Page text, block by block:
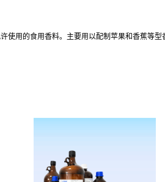
用的食用香料。主要用以配制苹果和香蕉等